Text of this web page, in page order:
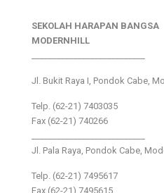
SEKOLAH HARAPAN BANGSA
MODERNHILL
Jl. Bukit Raya I, Pondok Cabe,
Telp. (62-21) 7403035
Fax (62-21) 740266
Jl. Pala Raya, Pondok Cabe,
Telp. (62-21) 7495617
Fax (62-21) 7495615